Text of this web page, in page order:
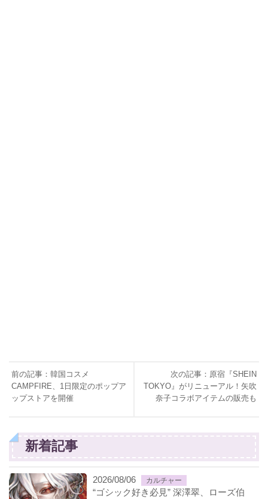
前の記事：韓国コスメ
CAMPFIRE、1日限定のポップア
ップストアを開催
次の記事：原宿『SHEIN
TOKYO』がリニューアル！矢吹
奈子コラボアイテムの販売も
新着記事
2026/08/06 カルチャー
“ゴシック好き必見” 深澤翠、ローズ伯